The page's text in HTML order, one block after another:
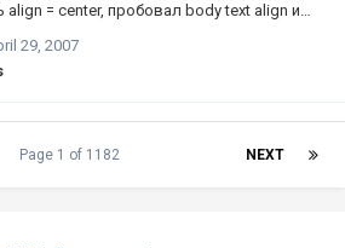
align = center, пробовал body text align и
29, 2007
NEXT
Page 1 of 1182